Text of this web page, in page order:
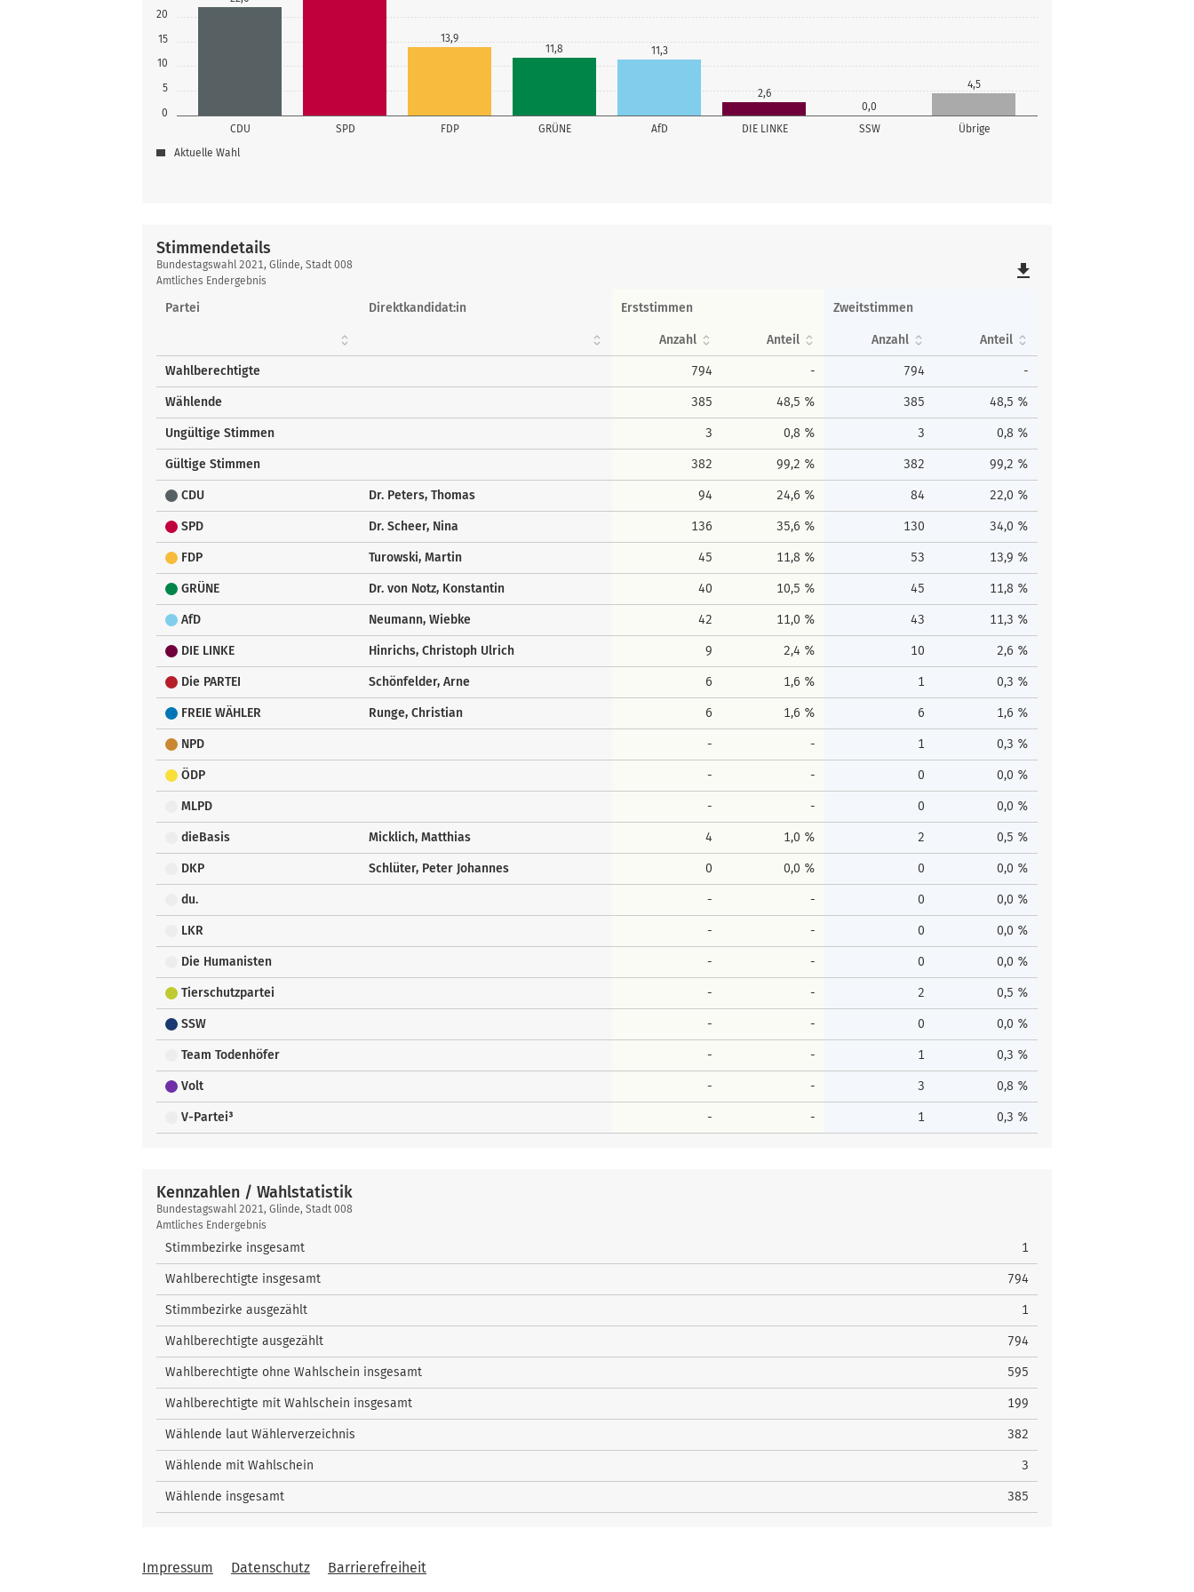
0
5
10
15
20
CDU SPD FDP GRÜNE AfD DIE LINKE SSW Übrige
13,9
11,8
11,3
2,6
0,0
4,5
Aktuelle Wahl
Stimmendetails
Stimmendetails
Bundestagswahl 2021, Glinde, Stadt 008
Amtliches Endergebnis
file_download
Partei Direktkandidat:in Erststimmen Zweitstimmen
Anzahl Anteil Anzahl Anteil
Wahlberechtigte 794 - 794 -
Wählende 385 48,5 % 385 48,5 %
Ungültige Stimmen 3 0,8 % 3 0,8 %
Gültige Stimmen 382 99,2 % 382 99,2 %
CDU Dr. Peters, Thomas 94 24,6 % 84 22,0 %
SPD Dr. Scheer, Nina 136 35,6 % 130 34,0 %
FDP Turowski, Martin 45 11,8 % 53 13,9 %
GRÜNE Dr. von Notz, Konstantin 40 10,5 % 45 11,8 %
AfD Neumann, Wiebke 42 11,0 % 43 11,3 %
DIE LINKE Hinrichs, Christoph Ulrich 9 2,4 % 10 2,6 %
Die PARTEI Schönfelder, Arne 6 1,6 % 1 0,3 %
FREIE WÄHLER Runge, Christian 6 1,6 % 6 1,6 %
NPD - - 1 0,3 %
ÖDP - - 0 0,0 %
MLPD - - 0 0,0 %
dieBasis Micklich, Matthias 4 1,0 % 2 0,5 %
DKP Schlüter, Peter Johannes 0 0,0 % 0 0,0 %
du. - - 0 0,0 %
LKR - - 0 0,0 %
Die Humanisten - - 0 0,0 %
Tierschutzpartei - - 2 0,5 %
SSW - - 0 0,0 %
Team Todenhöfer - - 1 0,3 %
Volt - - 3 0,8 %
V-Partei³ - - 1 0,3 %
Kennzahlen / Wahlstatistik
Kennzahlen
/
Wahlstatistik
Bundestagswahl 2021, Glinde, Stadt 008
Amtliches Endergebnis
Stimmbezirke insgesamt 1
Wahlberechtigte insgesamt 794
Stimmbezirke ausgezählt 1
Wahlberechtigte ausgezählt 794
Wahlberechtigte ohne Wahlschein insgesamt 595
Wahlberechtigte mit Wahlschein insgesamt 199
Wählende laut Wählerverzeichnis 382
Wählende mit Wahlschein 3
Wählende insgesamt 385
Impressum Datenschutz Barrierefreiheit